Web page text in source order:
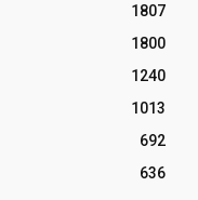
1807
1800
1240
1013
692
636